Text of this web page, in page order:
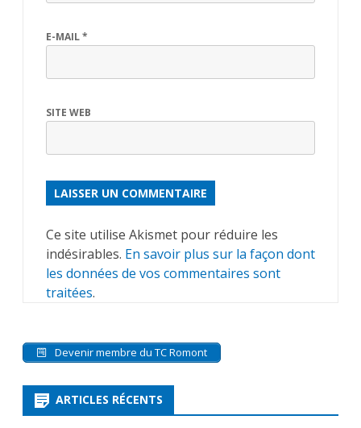
E-MAIL*
SITE WEB
Ce site utilise Akismet pour réduire les
indésirables. En savoir plus sur la façon dont
les données de vos commentaires sont
traitées.
Devenir membre du TC Romont
ARTICLES RÉCENTS